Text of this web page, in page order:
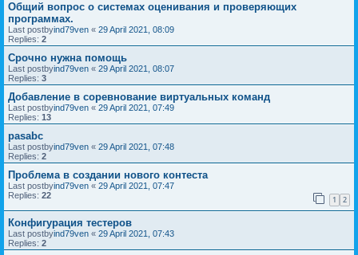
Общий вопрос о системах оценивания и проверяющих
программах.
Last postbyind79ven « 29 April 2021, 08:09
Replies: 2
Срочно нужна помощь
Last postbyind79ven « 29 April 2021, 08:07
Replies: 3
Добавление в соревнование виртуальных команд
Last postbyind79ven « 29 April 2021, 07:49
Replies: 13
pasabc
Last postbyind79ven « 29 April 2021, 07:48
Replies: 2
Проблема в создании нового контеста
Last postbyind79ven « 29 April 2021, 07:47
Replies: 22 1 2
Конфигурация тестеров
Last postbyind79ven « 29 April 2021, 07:43
Replies: 2